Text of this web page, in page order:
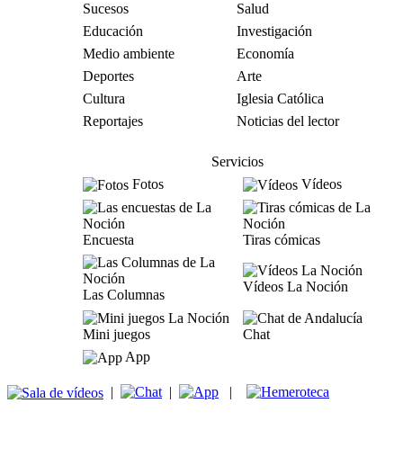
Sucesos
Salud
Educación
Investigación
Medio ambiente
Economía
Deportes
Arte
Cultura
Iglesia Católica
Reportajes
Noticias del lector
Servicios
Fotos
Vídeos
Encuesta Tiras cómicas
Las Columnas
Vídeos La Noción
Mini juegos
Chat
App
| | |